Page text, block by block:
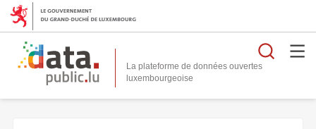
La plateforme de données ouvertes